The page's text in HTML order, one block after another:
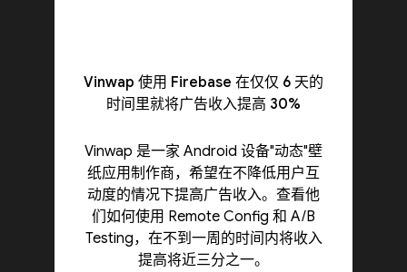
Vinwap 使用 Firebase 在仅仅 6 天的
时间里就将广告收入提高 30%
Vinwap 是一家 Android 设备"动态"壁
纸应用制作商，希望在不降低用户互
动度的情况下提高广告收入。查看他
们如何使用 Remote Config 和 A/B
Testing，在不到一周的时间内将收入
提高将近三分之一。